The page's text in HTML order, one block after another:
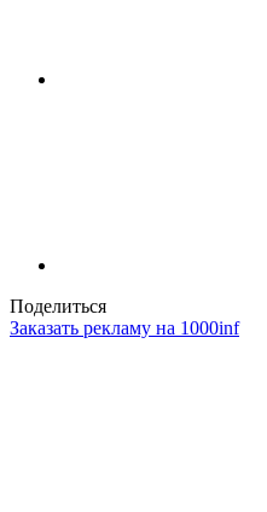
Поделиться
Заказать рекламу на 1000inf